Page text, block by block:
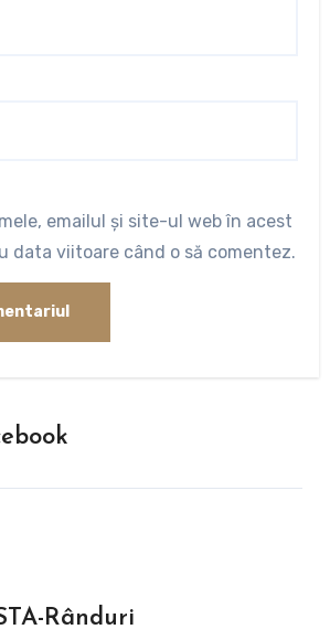
emailul și site-ul web în acest
data viitoare când o să comentez.
Rânduri